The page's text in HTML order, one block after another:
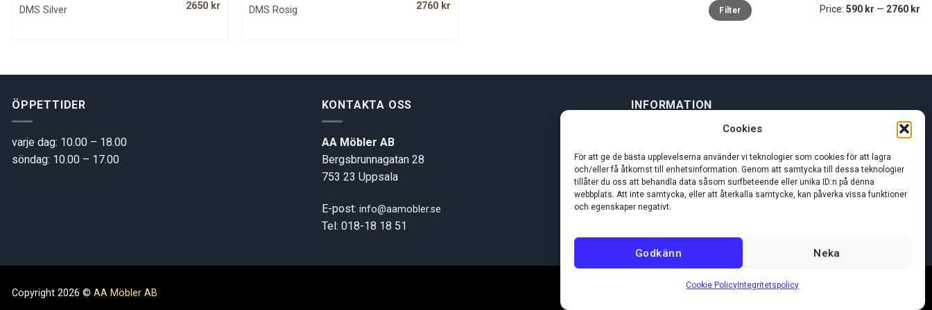
Cookies
För att ge de bästa upplevelserna använder vi teknologier som cookies för att lagra
och/eller få åtkomst till enhetsinformation. Genom att samtycka till dessa teknologier
tillåter du oss att behandla data såsom surfbeteende eller unika ID:n på denna
webbplats. Att inte samtycka, eller att återkalla samtycke, kan påverka vissa funktioner
och egenskaper negativt.
Godkänn Neka
Cookie Policy Integritetspolicy
DMS Silver
Original
2650 krCurrentDMS Rosig
Original
2760 krCurrent
Min
price
Max
priceFilter Price: 590 kr — 2760 kr
ÖPPETTIDER
varje dag: 10.00 – 18.00
söndag: 10.00 – 17.00
KONTAKTA OSS
AA Möbler AB
Bergsbrunnagatan 28
753 23 Uppsala
E-post: info@aamobler.se
Tel: 018-18 18 51
INFORMATION
Kundservice
(SE)
Copyright 2026 © AA Möbler AB